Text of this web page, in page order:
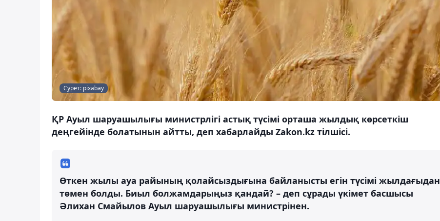
Сурет: pixabay
ҚР Ауыл шаруашылығы министрлігі астық түсімі орташа жылдық көрсеткіш
деңгейінде болатынын айтты, деп хабарлайды Zakon.kz тілшісі.
Өткен жылы ауа райының қолайсыздығына байланысты егін түсімі жылдағыдан
төмен болды. Биыл болжамдарыңыз қандай? – деп сұрады үкімет басшысы
Әлихан Смайылов Ауыл шаруашылығы министрінен.